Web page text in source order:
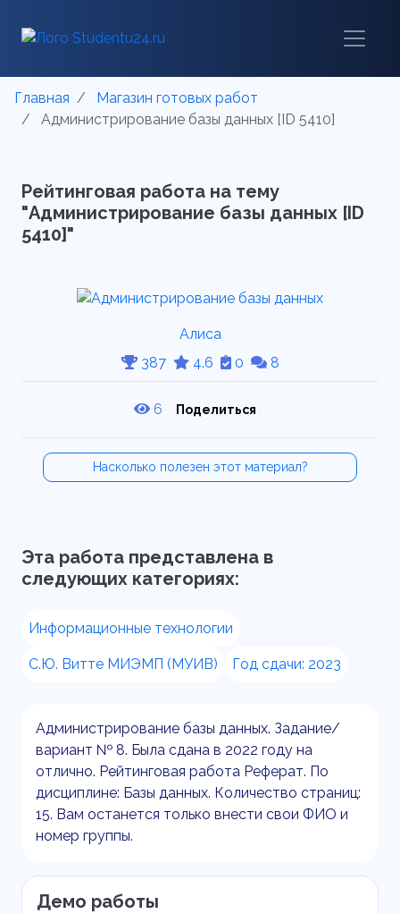
Главная
Магазин готовых работ
Администрирование базы данных [ID 5410]
Рейтинговая работа на тему
"Администрирование базы данных [ID
5410]"
Алиса
387
4.6 0 8
6 Поделиться
Насколько полезен этот материал?
Эта работа представлена в
следующих категориях:
Информационные технологии
С.Ю. Витте МИЭМП (МУИВ) Год сдачи: 2023
Администрирование базы данных. Задание/
вариант № 8. Была сдана в 2022 году на
отлично. Рейтинговая работа Реферат. По
дисциплине: Базы данных. Количество страниц:
15. Вам останется только внести свои ФИО и
номер группы.
Демо работы